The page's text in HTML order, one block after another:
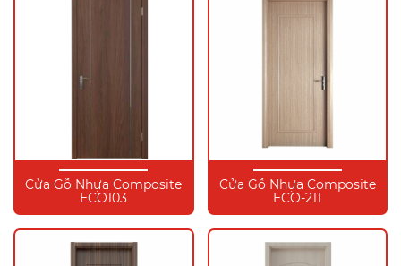
Cửa Gỗ Nhựa Composite
ECO103
Cửa Gỗ Nhựa Composite
ECO-211